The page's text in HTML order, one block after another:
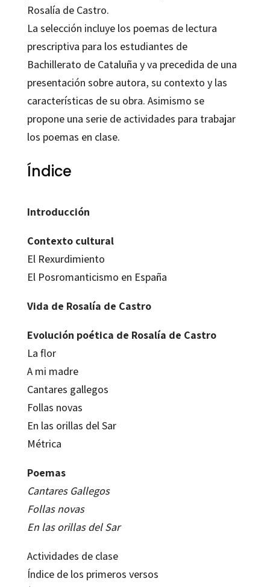
Rosalía de Castro.
La selección incluye los poemas de lectura
prescriptiva para los estudiantes de
Bachillerato de Cataluña y va precedida de una
presentación sobre autora, su contexto y las
características de su obra. Asimismo se
propone una serie de actividades para trabajar
los poemas en clase.
Índice
Introducción
Contexto cultural
El Rexurdimiento
El Posromanticismo en España
Vida de Rosalía de Castro
Evolución poética de Rosalía de Castro
La flor
A mi madre
Cantares gallegos
Follas novas
En las orillas del Sar
Métrica
Poemas
Cantares Gallegos
Follas novas
En las orillas del Sar
Actividades de clase
Índice de los primeros versos